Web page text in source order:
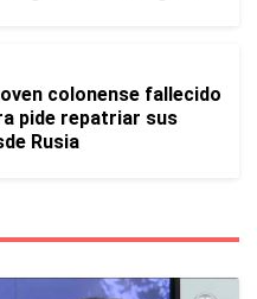
colonense fallecido
pide repatriar sus
Rusia